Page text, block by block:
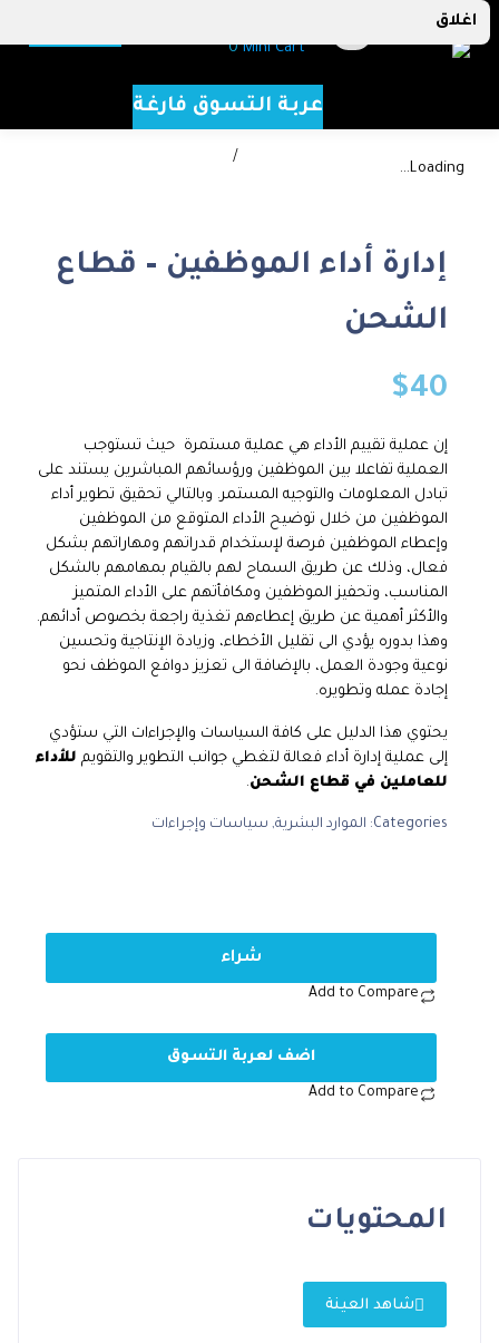
0
عربة التسوق فارغة
menu
Loading...
إدارة أداء الموظفين – قطاع
الشحن
$40
إن عملية تقييم الأداء هي عملية مستمرة حيث تستوجب
العملية تفاعلا بين الموظفين ورؤسائهم المباشرين يستند على
تبادل المعلومات والتوجيه المستمر. وبالتالي تحقيق تطوير أداء
الموظفين من خلال توضيح الأداء المتوقع من الموظفين
وإعطاء الموظفين فرصة لإستخدام قدراتهم ومهاراتهم بشكل
فعال، وذلك عن طريق السماح لهم بالقيام بمهامهم بالشكل
المناسب، وتحفيز الموظفين ومكافأتهم على الأداء المتميز
والأكثر أهمية عن طريق إعطاءهم تغذية راجعة بخصوص أدائهم.
وهذا بدوره يؤدي الى تقليل الأخطاء، وزيادة الإنتاجية وتحسين
نوعية وجودة العمل، بالإضافة الى تعزيز دوافع الموظف نحو
إجادة عمله وتطويره.
يحتوي هذا الدليل على كافة السياسات والإجراءات التي ستؤدي
إلى عملية إدارة أداء فعالة لتغطي جوانب التطوير والتقويمللأداء
للعاملين في قطاع الشحن.
Categories: الموارد البشرية,سياسات وإجراءات
شراء
Add to Compare
اضف لعربة التسوق
Add to Compare
المحتويات
شاهد العينة
اغلاق